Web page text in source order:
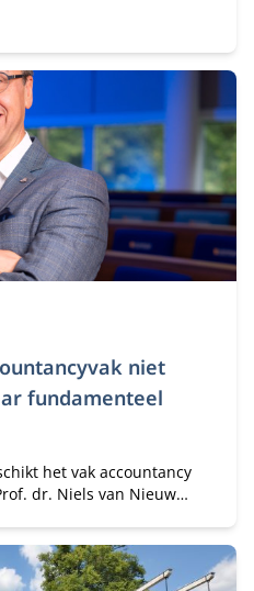
om mensen te
vervangen, zodat
van hun eigen werk.
niet
fundamenteel
het vak accountancy
dr. Niels van Nieuw